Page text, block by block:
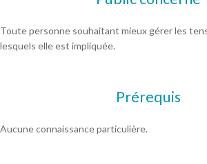
Toute personne souhaitant mieux gérer les
lesquels elle est impliquée.
Prérequis
Aucune connaissance particulière.